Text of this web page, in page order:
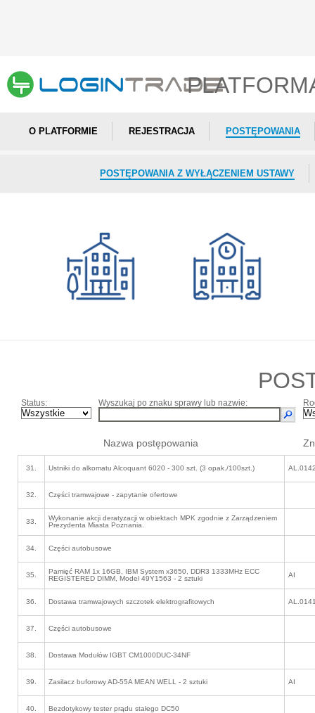
O PLATFORMIE REJESTRACJA POSTĘPOWANIA
POSTĘPOWANIA Z WYŁĄCZENIEM USTAWY
Status: Wyszukaj po znaku sprawy lub nazwie:
Nazwa postępowania
31. Ustniki do alkomatu Alcoquant 6020 - 300 szt. (3 opak./100szt.)
32. Części tramwajowe - zapytanie ofertowe
33.
Wykonanie akcji deratyzacji w obiektach MPK zgodnie z Zarządzeniem
Prezydenta Miasta Poznania.
34. Części autobusowe
35.
Pamięć RAM 1x 16GB, IBM System x3650, DDR3 1333MHz ECC
REGISTERED DIMM, Model 49Y1563 - 2 sztuki
AI
36. Dostawa tramwajowych szczotek elektrografitowych
37. Części autobusowe
38. Dostawa Modułów IGBT CM1000DUC-34NF
39. Zasilacz buforowy AD-55A MEAN WELL - 2 sztuki AI
40. Bezdotykowy tester prądu stałego DC50